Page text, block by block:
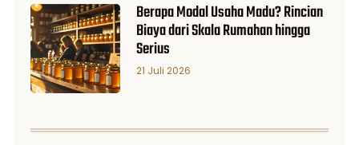
Berapa Modal Usaha Madu? Rincian
Biaya dari Skala Rumahan hingga
Serius
21 Juli 2026